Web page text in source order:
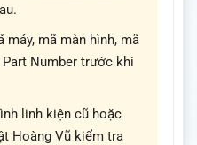
máy, mã màn hình, mã
Number trước khi
linh kiện cũ hoặc
Hoàng Vũ kiểm tra